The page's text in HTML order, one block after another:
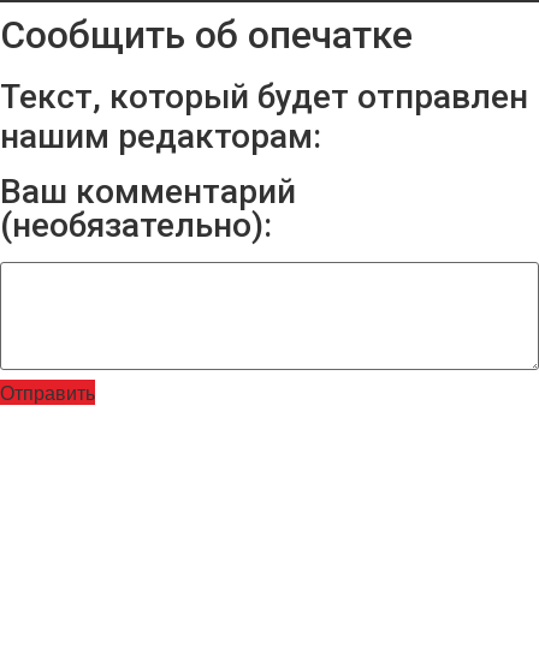
Сообщить об опечатке
Текст, который будет отправлен
нашим редакторам:
Ваш комментарий
(необязательно):
Отправить